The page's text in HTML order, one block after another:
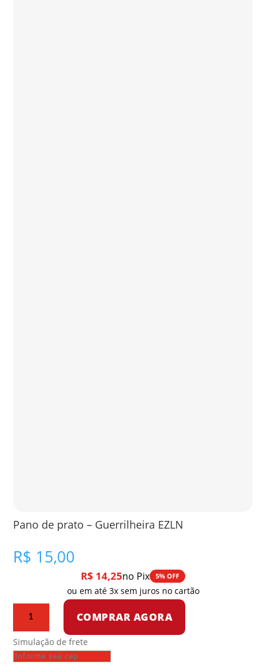
Pano de prato – Guerrilheira EZLN
R$ 15,00
R$ 14,25no Pix 5% OFF
ou em até 3x sem juros no cartão
-
Guerrilheira
COMPRAR AGORA
Simulação de frete